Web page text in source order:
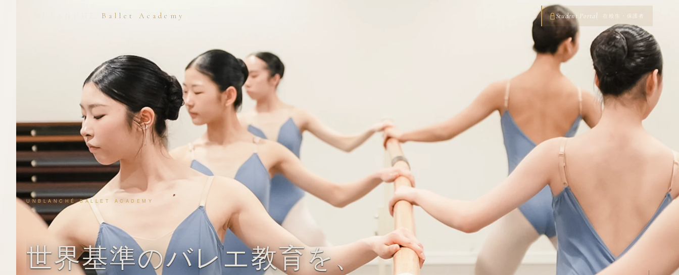
Ballet Academy Student Portal 在校生・保護者
UNBLANCHÉ BALLET ACADEMY
世界基準のバレエ教育を、